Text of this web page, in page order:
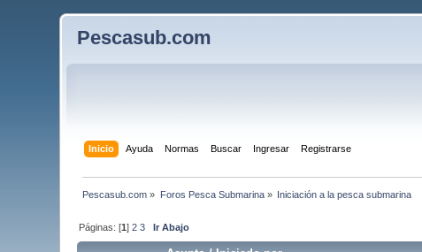
Pescasub.com
Inicio Ayuda Normas Buscar Ingresar Registrarse
Pescasub.com » Foros Pesca Submarina» Iniciación a la pesca submarina
Páginas: [1]2 3 Ir Abajo